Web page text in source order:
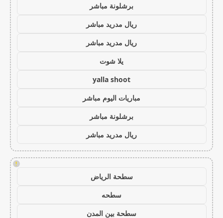
برشلونة مباشر
ريال مدريد مباشر
ريال مدريد مباشر
يلا شوت
yalla shoot
مباريات اليوم مباشر
برشلونة مباشر
ريال مدريد مباشر
!
سطحة الرياض
سطحه
سطحة بين المدن